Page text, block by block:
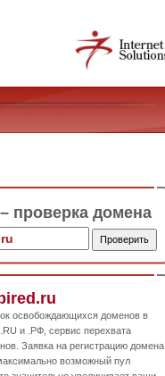
проверка домена
освобождающихся доменов в
и .РФ, сервис перехвата
Заявка на регистрацию домена
возможный пул